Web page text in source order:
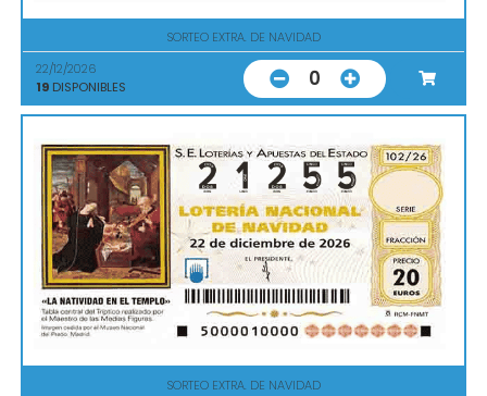
SORTEO EXTRA. DE NAVIDAD
22/12/2026
19 DISPONIBLES 0
SORTEO EXTRA. DE NAVIDAD